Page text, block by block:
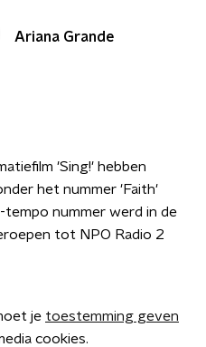
Ariana Grande
'Sing!' hebben
het nummer 'Faith'
nummer werd in de
tot NPO Radio 2
je toestemming geven
cookies.